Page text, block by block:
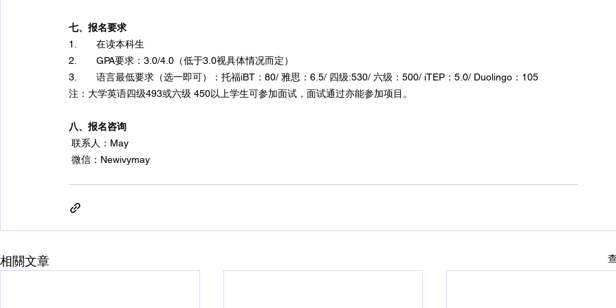
七、报名要求
1.       在读本科生
2.       GPA要求：3.0/4.0（低于3.0视具体情况而定）
3.       语言最低要求（选一即可）：托福iBT：80/ 雅思：6.5/ 四级:530/ 六级：500/ iTEP：5.0/ Duolingo：105
注：大学英语四级493或六级 450以上学生可参加面试，面试通过亦能参加项目。
八、报名咨询
联系人：May
微信：Newivymay
相關文章